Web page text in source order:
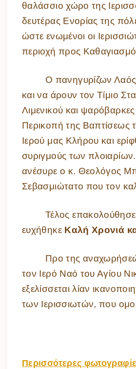
θαλάσσιο χώρο της
δευτέρας Ενορίας της
ώστε ενωμένοι οι
περιοχή προς
Ο πανηγυρίζων Λαός
και να άρουν τον Τίμιο
Λιμενικού και
Περικοπή της Βαπτίσεως
Ιερού μας Κλήρου και
συριγμούς των
ανέσυρε ο κ. Θεολόγος
Σεβασμιώτατο που τον
Τέλος
ευχήθηκε Καλή Χρονιά
Προ της
τον Ιερό Ναό του Αγίου
εξελίσσεται λίαν
των Ιερισσιωτών, που
Περισσότερες